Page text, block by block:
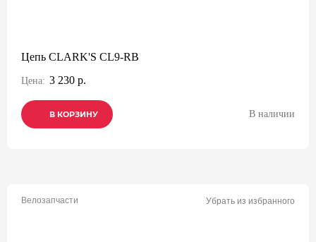
Цепь CLARK'S CL9-RB
Цена: 3 230 р.
В КОРЗИНУ
В КОРЗИНУ
В КОРЗИНУ В наличии
Велозапчасти Убрать из избранного